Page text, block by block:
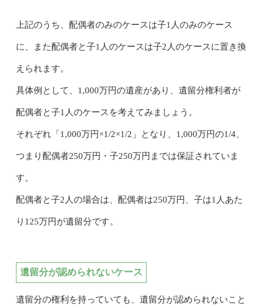
上記のうち、配偶者のみのケースは子1人のみのケース
に、また配偶者と子1人のケースは子2人のケースに置き換
えられます。
具体例として、1,000万円の遺産があり、遺留分権利者が
配偶者と子1人のケースを考えてみましょう。
それぞれ「1,000万円×1/2×1/2」となり、1,000万円の1/4、
つまり配偶者250万円・子250万円までは保証されていま
す。
配偶者と子2人の場合は、配偶者は250万円、子は1人あた
り125万円が遺留分です。
遺留分が認められないケース
遺留分の権利を持っていても、遺留分が認められないこと